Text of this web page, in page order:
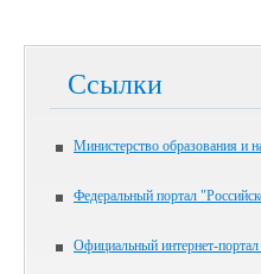
Ссылки
Министерство образования и
Федеральный портал
Официальный интернет-портал